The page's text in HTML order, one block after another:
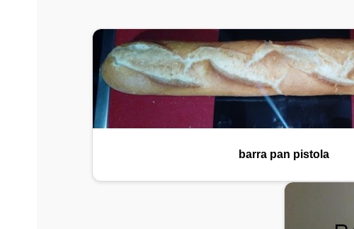
barra pan pistola